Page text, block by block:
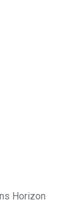
Horizon